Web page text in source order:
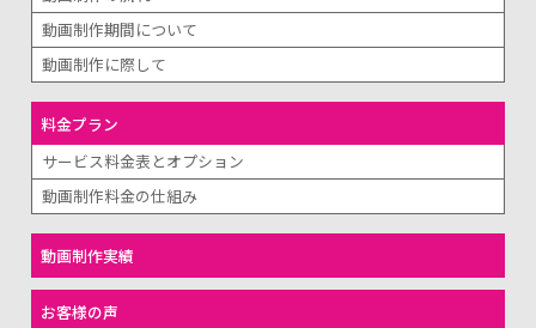
動画制作期間について
動画制作に際して
料金プラン
サービス料金表とオプション
動画制作料金の仕組み
動画制作実績
お客様の声